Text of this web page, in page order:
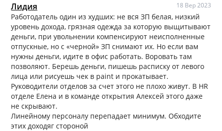
Лидия 18 Вер 2023
Работодатель один из худших: не вся ЗП белая, низкий
уровень дохода, грязная одежда за которую выщитывают
деньги, при увольнении компенсируют неисполненные
отпускные, но с «черной» ЗП снимают их. Но если вам
нужны деньги, идите в офис работать. Воровать там
позволяют. Берешь деньги, пишешь расписку от левого
лица или рисуешь чек в paint и прокатывает.
Руководители отделов за счет этого не плохо живут. В HR
отделе Елена и в команде открытия Алексей этого даже
не скрывают.
Линейному персоналу перепадает минимум. Обходите
этих доходяг стороной